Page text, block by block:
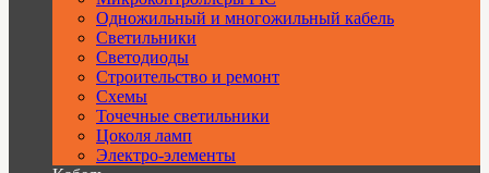
Одножильный и многожильный кабель
Светильники
Светодиоды
Строительство и ремонт
Схемы
Точечные светильники
Цоколя ламп
Электро-элементы